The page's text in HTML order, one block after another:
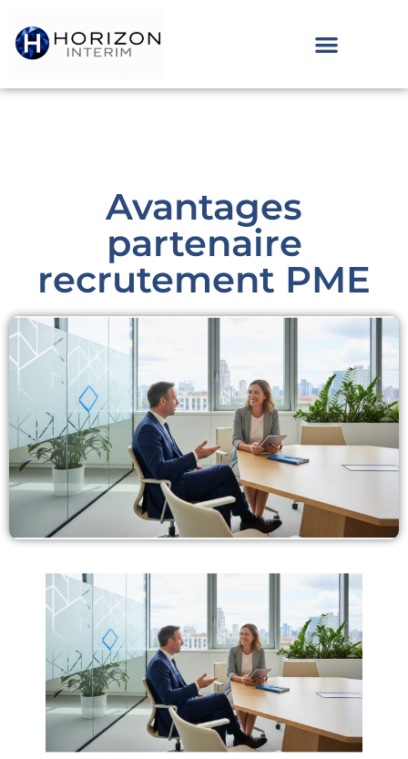
Avantages
partenaire
recrutement PME